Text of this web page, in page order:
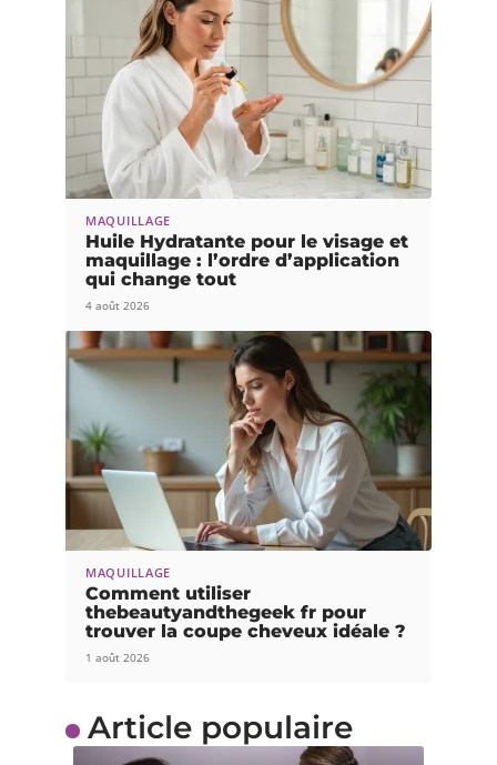
MAQUILLAGE
Huile Hydratante pour le visage et
maquillage : l’ordre d’application
qui change tout
4 août 2026
MAQUILLAGE
Comment utiliser
thebeautyandthegeek fr pour
trouver la coupe cheveux idéale ?
1 août 2026
Article populaire